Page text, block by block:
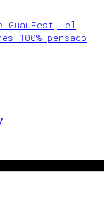
GuauFest, el
100% pensado